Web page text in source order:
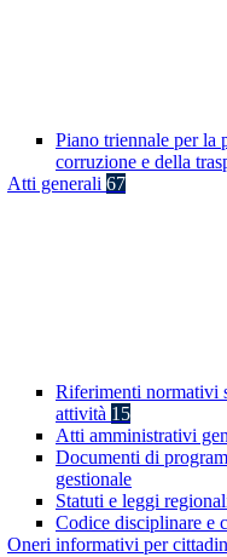
Piano triennale per la
corruzione e della
Atti generali 67
Riferimenti normativi
attività 15
Atti amministrativi
Documenti di
gestionale
Statuti e leggi
Codice disciplinare e
Oneri informativi per